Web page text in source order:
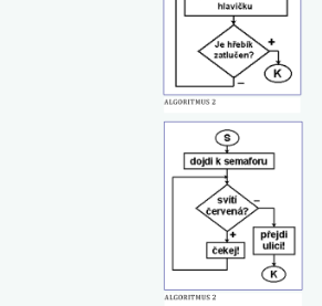
Slovní vyjádření
Matematický zápis
Rozhodovací tabulky
Vývojové diagramy
Výpočet BMI v PHP
Výpočet kvadratické rovnice s
užitím alg vývojových diagramů